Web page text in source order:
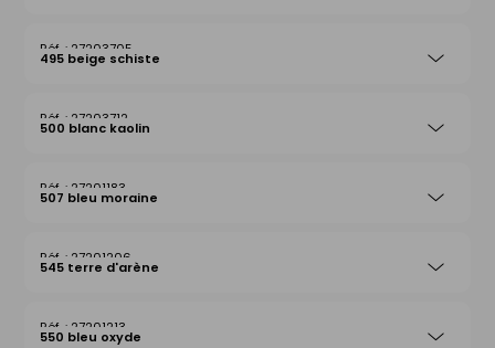
27203705
495 beige schiste
27203712
500 blanc kaolin
27201183
507 bleu moraine
27201206
545 terre d'arène
27201213
550 bleu oxyde